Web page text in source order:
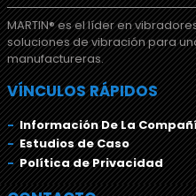
MARTIN® es el líder en
soluciones de vibración para
manufactureras.
VÍNCULOS RÁPIDOS
Información De La
Estudios de Caso
Política de Privacidad